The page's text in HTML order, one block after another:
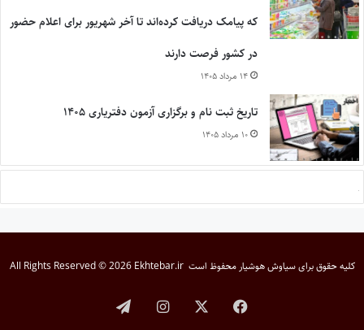
که پیامک دریافت کرده‌اند تا آخر شهریور برای اعلام حضور
در کشور فرصت دارند
۱۴ مرداد ۱۴۰۵
تاریخ ثبت نام و برگزاری آزمون دفتریاری ۱۴۰۵
۱۰ مرداد ۱۴۰۵
کلیه حقوق برایسیاوش هوشیار محفوظ است All Rights Reserved © 2026 Ekhtebar.ir